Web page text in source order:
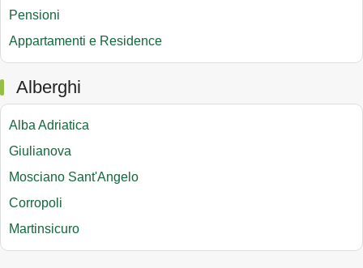
Pensioni
Appartamenti e Residence
Alberghi
Alba Adriatica
Giulianova
Mosciano Sant'Angelo
Corropoli
Martinsicuro